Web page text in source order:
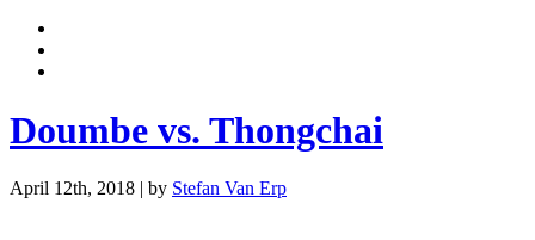
Doumbe vs. Thongchai
April 12th, 2018 | by Stefan Van Erp